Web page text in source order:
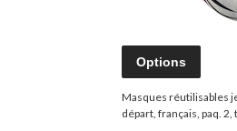
Options
Masques réutilisables
départ, français, paq.